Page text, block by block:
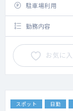
駐車場利用
勤務内容
お気に入
スポット 日勤